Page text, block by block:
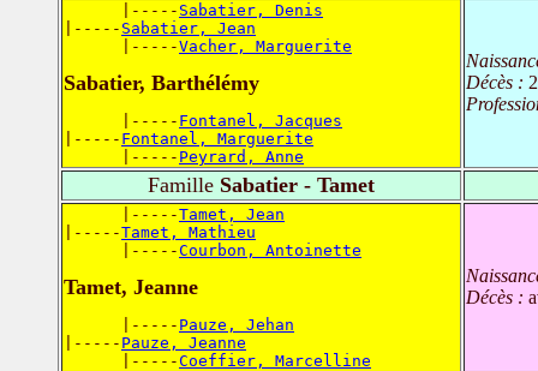
      |-----
Sabatier, Denis
|----- Sabatier, Jean
      |-----
Vacher, Marguerite
Sabatier, Barthélémy
      |-----
Fontanel, Jacques
|----- Fontanel, Marguerite
      |-----
Peyrard, Anne
Décès :
Famille Sabatier - Tamet
      |-----
Tamet, Jean
|-----Tamet, Mathieu
      |-----
Courbon, Antoinette
Tamet, Jeanne
      |-----
Pauze, Jehan
|----- Pauze, Jeanne
      |-----
Coeffier, Marcelline
Décès :